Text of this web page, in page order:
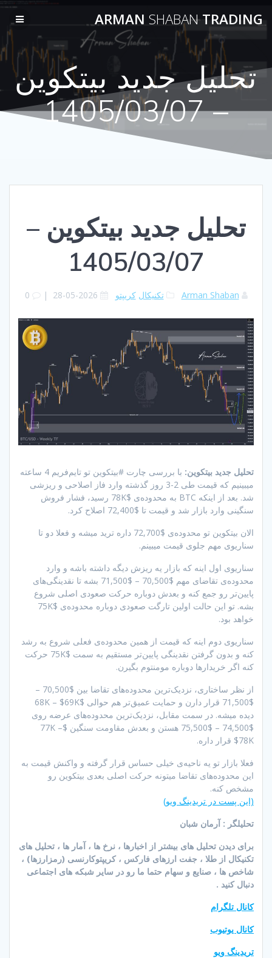
to
content
ARMAN SHABANTRADING
تحلیل جدید بیتکوین
– 1405/03/07
تحلیل جدید بیتکوین –
1405/03/07
Arman Shaban تکنیکال کریپتو 2026-05-28
|
0
تحلیل جدید بیتکوین:
با بررسی چارت #بیتکوین تو تایم‌فریم 4 ساعته
میبینیم که قیمت طی 2-3 روز گذشته وارد فاز اصلاحی و ریزشی
شد. بعد از اینکه BTC به محدوده‌ی $78K رسید، فشار فروش
سنگینی وارد بازار شد و قیمت تا $72,400 اصلاح کرد.
الان بیتکوین تو محدوده‌ی $72,700 داره ترید میشه و فعلا دو تا
سناریوی مهم جلوی قیمت میبینم.
سناریوی اول اینه که بازار یه ریزش دیگه داشته باشه و وارد
محدوده‌ی تقاضای مهم $70,500 – $71,500 بشه تا نقدینگی‌های
پایین‌تر رو جمع کنه و بعدش دوباره حرکت صعودی اصلی شروع
بشه. تو این حالت اولین تارگت صعودی دوباره محدوده‌ی $75K
خواهد بود.
سناریوی دوم اینه که قیمت از همین محدوده‌ی فعلی شروع به رشد
کنه و بدون گرفتن نقدینگی پایین‌تر مستقیم به سمت $75K حرکت
کنه اگر خریدارها دوباره مومنتوم بگیرن.
از نظر ساختاری، نزدیک‌ترین محدوده‌های تقاضا بین $70,500 –
$71,500 قرار دارن و حمایت عمیق‌تر هم حوالی $68K – $69K
دیده میشه. در سمت مقابل، نزدیک‌ترین محدوده‌های عرضه روی
$74,500 – $75,500 هستن و بعدش مقاومت سنگین $77K –
$78K قرار داره.
فعلا بازار تو یه ناحیه‌ی خیلی حساس قرار گرفته و واکنش قیمت به
این محدوده‌های تقاضا میتونه حرکت اصلی بعدی بیتکوین رو
مشخص کنه.
(این پست در تریدینگ ویو)
تحلیلگر : آرمان شبان
برای دیدن تحلیل های بیشتر از اخبارها ، نرخ ها ، آمار ها ، تحلیل های
تکنیکال از طلا ، جفت ارزهای فارکس ، کریپتوکارنسی (رمزارزها) ،
شاخص ها ، صنایع و سهام حتما ما رو در سایر شبکه های اجتماعی
دنبال کنید .
کانال تلگرام
کانال یوتیوب
تریدینگ ویو